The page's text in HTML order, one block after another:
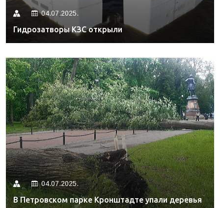
04.07.2025.
Гидрозатворы КЗС открыли
04.07.2025.
В Петровском парке Кронштадте упали деревья